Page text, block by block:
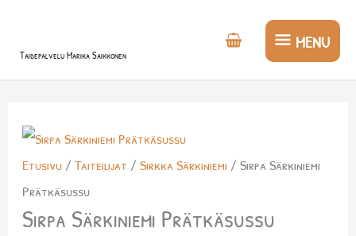
Taidepalvelu Marika Saikkonen
MENU
MENU
Etusivu/ Taiteilijat / Sirkka Särkiniemi / Sirpa Särkiniemi
Prätkäsussu
Sirpa Särkiniemi Prätkäsussu
Särkiniemi
Prätkäsussu
määrä